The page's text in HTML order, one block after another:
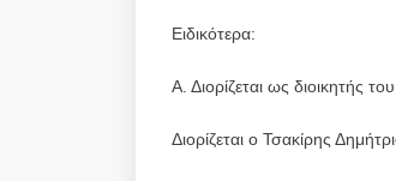
Ειδικότερα:
Α. Διορίζεται ως διοικητής
Διορίζεται ο Τσακίρης